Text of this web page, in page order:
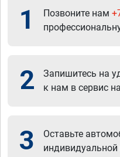
1 Позвоните нам
2
Запишитесь на
к нам в сервис
3
Оставьте
индивидуальной